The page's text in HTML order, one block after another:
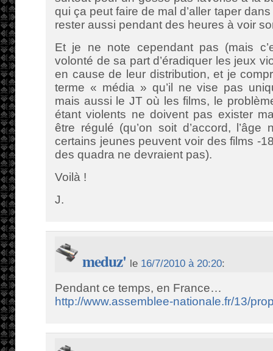
qui ça peut faire de mal d’aller taper
rester aussi pendant des heures à voir
Et je ne note cependant pas (mais
volonté de sa part d’éradiquer les jeux
en cause de leur distribution, et je
terme « média » qu’il ne vise pas
mais aussi le JT où les films, le
étant violents ne doivent pas exister
être régulé (qu’on soit d’accord, l’âge
certains jeunes peuvent voir des films -
des quadra ne devraient pas).
Voilà !
J.
meduz' le 16/7/2010 à 20:20:
Pendant ce temps, en France…
http://www.assemblee-nationale.fr/13/